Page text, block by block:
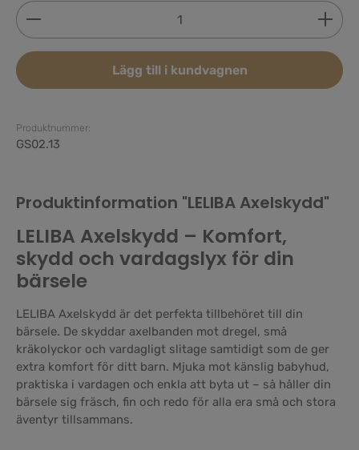
Produktkvantitet: Ange önskat belopp eller
Lägg till i kundvagnen
Produktnummer:
GS02.13
Produktinformation "LELIBA Axelskydd"
LELIBA Axelskydd – Komfort,
skydd och vardagslyx för din
bärsele
LELIBA Axelskydd är det perfekta tillbehöret till din
bärsele. De skyddar axelbanden mot dregel, små
kräkolyckor och vardagligt slitage samtidigt som de ger
extra komfort för ditt barn. Mjuka mot känslig babyhud,
praktiska i vardagen och enkla att byta ut – så håller din
bärsele sig fräsch, fin och redo för alla era små och stora
äventyr tillsammans.